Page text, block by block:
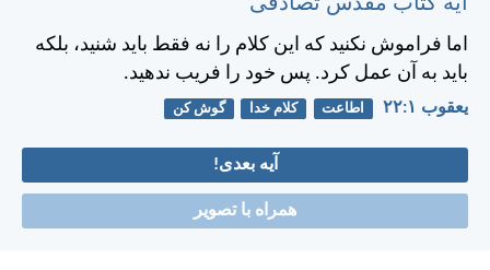
اما فراموش نكنيد كه اين كلام را نه فقط بايد شنيد، بلكه
بايد به آن عمل كرد. پس خود را فريب ندهيد.
يعقوب ۱:‏۲۲ اطاعت کلام خدا گوش کن
آیه بعدی!
همراه با تصویر